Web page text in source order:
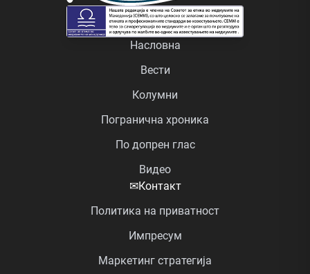
Насловна
Вести
Колумни
Погранична хроника
По допрен глас
Видео
✉Контакт
Политика на приватност
Импресум
Маркетинг стратегија